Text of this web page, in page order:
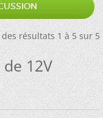
résultats 1 à 5 sur 5
12V